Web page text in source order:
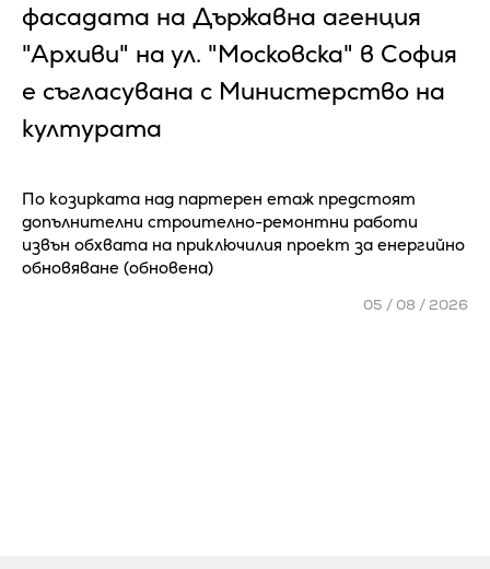
фасадата на Държавна агенция
"Архиви" на ул. "Московска" в София
е съгласувана с Министерство на
културата
По козирката над партерен етаж предстоят
допълнителни строително-ремонтни работи
извън обхвата на приключилия проект за енергийно
обновяване (обновена)
05 / 08 / 2026